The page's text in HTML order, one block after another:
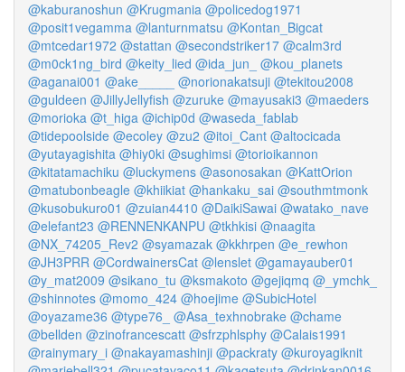
@kaburanoshun @Krugmania @policedog1971
@posit1vegamma @lanturnmatsu @Kontan_Bigcat
@mtcedar1972 @stattan @secondstriker17 @calm3rd
@m0ck1ng_bird @keity_lied @ida_jun_
@kou_planets
@aganai001 @ake_____ @norionakatsuji @tekitou2008
@guldeen @JillyJellyfish @zuruke @mayusaki3 @maeders
@morioka @t_higa @ichip0d @waseda_fablab
@tidepoolside @ecoley @zu2 @itoi_Cant @altocicada
@yutayagishita @hiy0ki @sughimsi @torioikannon
@kitatamachiku @luckymens @asonosakan @KattOrion
@matubonbeagle @khiikiat @hankaku_sai @southmtmonk
@kusobukuro01 @zuian4410 @DaikiSawai @watako_nave
@elefant23 @RENNENKANPU @tkhkisi @naagita
@NX_74205_Rev2 @syamazak @kkhrpen @e_rewhon
@JH3PRR @CordwainersCat @lenslet @gamayauber01
@y_mat2009 @sikano_tu @ksmakoto @gejiqmq @_ymchk_
@shinnotes @momo_424 @hoejime @SubicHotel
@oyazame36 @type76_ @Asa_texhnobrake @chame
@bellden @zinofrancescatt @sfrzphlsphy @Calais1991
@rainymary_i @nakayamashinji @packraty @kuroyagiknit